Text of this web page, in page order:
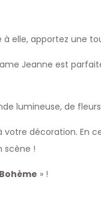
elle, apportez une
Jeanne est
lumineuse, de
décoration. En
scène !
» !